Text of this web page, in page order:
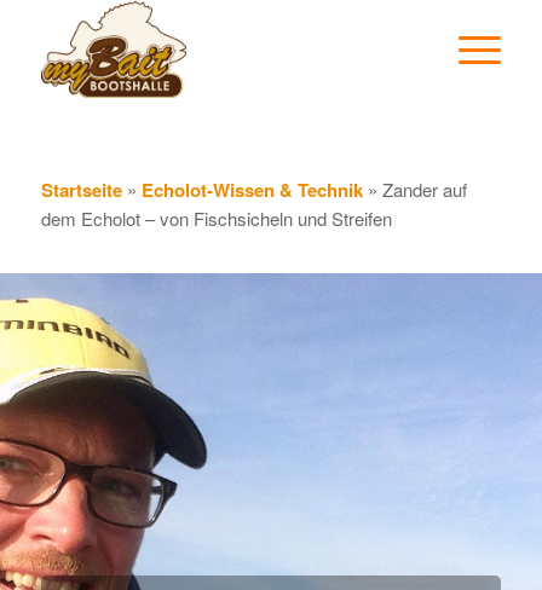
Startseite» Echolot-Wissen & Technik» Zander auf
dem Echolot – von Fischsicheln und Streifen